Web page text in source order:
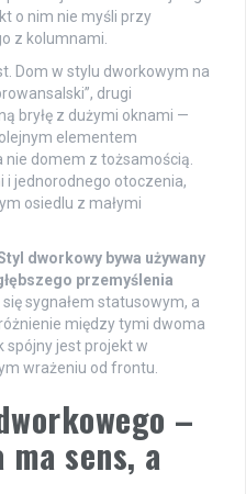
o nim nie myśli przy
z kolumnami.
Dom w stylu dworkowym na
drugi
bryłę z dużymi oknami —
elementem
domem z tożsamością.
jednorodnego otoczenia,
osiedlu z małymi
dworkowy bywa używany
przemyślenia
sygnałem statusowym, a
między tymi dwoma
spójny jest projekt w
wrażeniu od frontu.
–
sens, a